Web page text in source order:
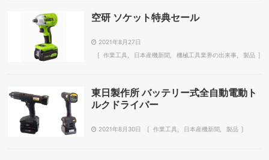
空研 ソケット特典セール
2021年8月27日
作業工具
日本産機新聞 機械工具業界の出来事 製品
東日製作所 バッテリー式全自動電動ト
ルクドライバー
2021年8月30日 作業工具 日本産機新聞 製品